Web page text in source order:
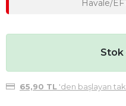
Havale/
Stok
65,90 TL'den başlayan